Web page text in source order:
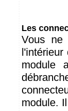
Les
Vous ne
module
module.